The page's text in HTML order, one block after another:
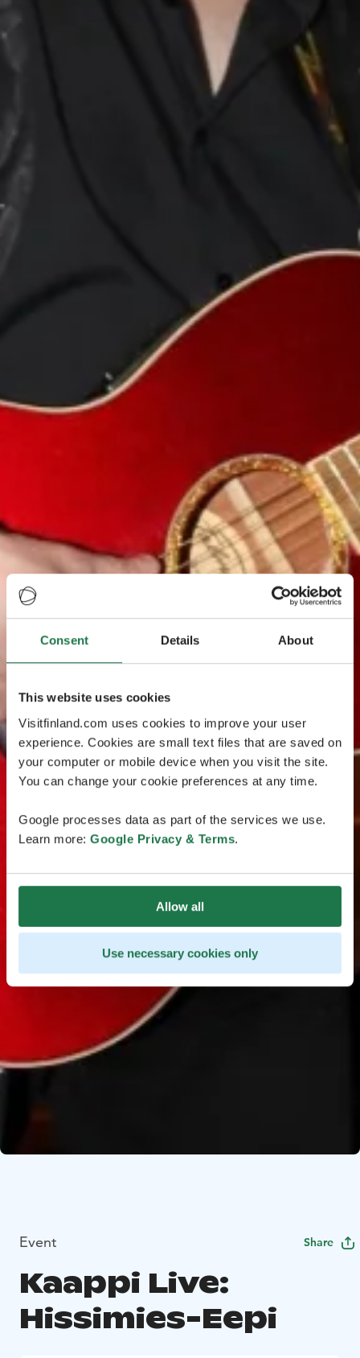
Consent Details About
This website uses cookies
Visitfinland.com uses cookies to improve your user
experience. Cookies are small text files that are saved on
your computer or mobile device when you visit the site.
You can change your cookie preferences at any time.
Google processes data as part of the services we use.
Learn more: Google Privacy & Terms.
Allow all
Use necessary cookies only
Event Share
Kaappi Live:
Hissimies-Eepi